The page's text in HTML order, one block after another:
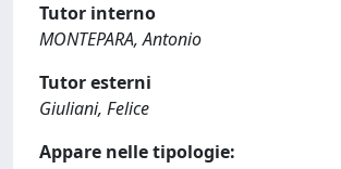
Tutor interno
MONTEPARA, Antonio
Tutor esterni
Giuliani, Felice
Appare nelle tipologie: